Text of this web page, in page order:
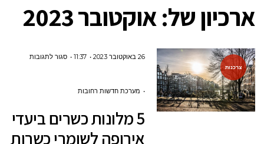
ארכיון של:אוקטובר 2023
צרכנות
26 באוקטובר 2023 11:37 סגור לתגובותעל
ביעדי
אירופה
מערכת חדשות רחובות
5 מלונות כשרים ביעדי
אירופה לשומרי כשרות